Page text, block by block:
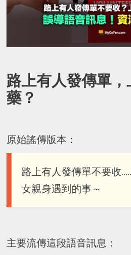
路上有人發傳單
藥？
原始謠傳版本：
路上有人發傳單不要收
女親身遇到的事～
主要流傳這段語音訊息：